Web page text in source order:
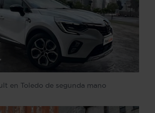
en Toledo de segunda mano